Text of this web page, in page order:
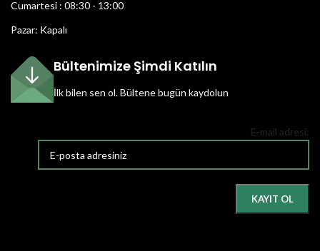
Cumartesi : 08:30 - 13:00
Pazar: Kapalı
Bültenimize Şimdi Katılın
İlk bilen sen ol.Bültene bugün kaydolun
E-mail adresi: